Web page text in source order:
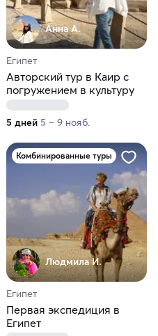
Анна А.
Египет
Авторский тур в Каир с
погружением в культуру
5 дней 5 – 9 нояб.
Комбинированные туры
Людмила И.
Египет
Первая экспедиция в
Египет